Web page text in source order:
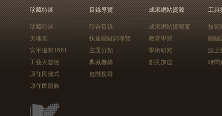
珍藏特展
珍藏特展
天地宮
安平追想1661
工藝大冒險
原住民儀式
原住民服飾
目錄導覽
聯合目錄
快速關鍵詞導覽
主題分類
典藏機構
進階搜尋
成果網站資源
成果網站資源庫
教育學習
學術研究
創意加值
工具
技術
關鍵
線上
時間